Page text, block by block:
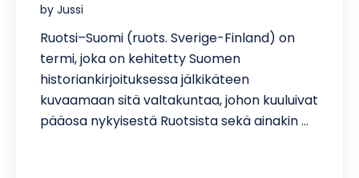
by Jussi
Ruotsi–Suomi (ruots. Sverige-Finland) on
termi, joka on kehitetty Suomen
historiankirjoituksessa jälkikäteen
kuvaamaan sitä valtakuntaa, johon kuuluivat
pääosa nykyisestä Ruotsista sekä ainakin …